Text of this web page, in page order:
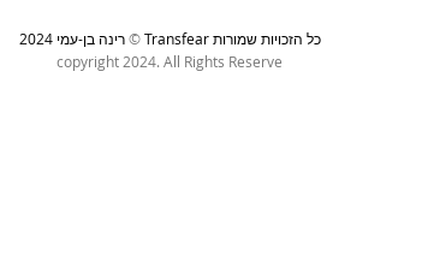
רינה בן-עמי 2024©
Transfear כל הזכויות שמורות
copyright 2024. All Rights Reserve